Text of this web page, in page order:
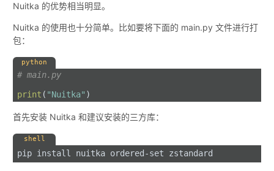
Nuitka 的优势相当明显。
Nuitka 的使用也十分简单。比如要将下面的 main.py 文件进行打
包：
python
# main.py
print ( "Nuitka" )
首先安装 Nuitka 和建议安装的三方库：
shell
pip install nuitka ordered-set zstandard